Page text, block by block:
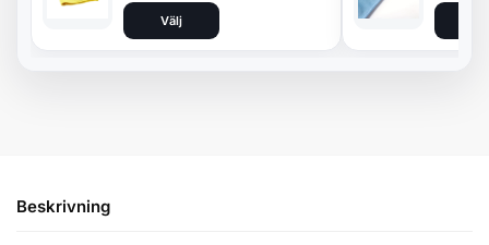
Välj
Beskrivning